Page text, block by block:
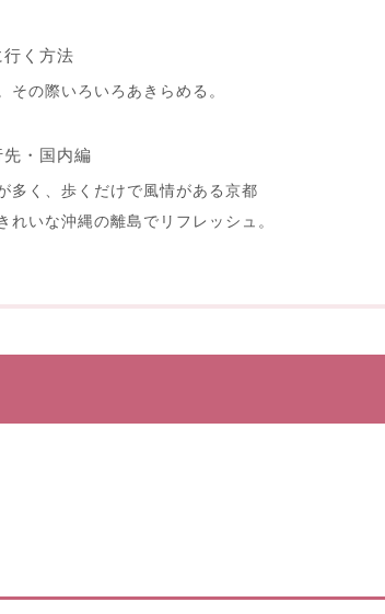
く方法
その際いろいろあきらめる。
・国内編
多く、歩くだけで風情がある京都
いな沖縄の離島でリフレッシュ。